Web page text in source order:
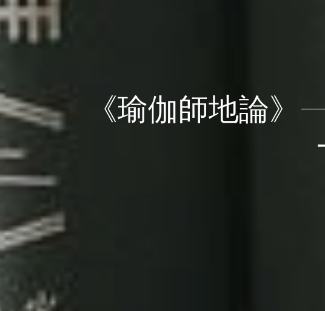
《瑜伽師地論